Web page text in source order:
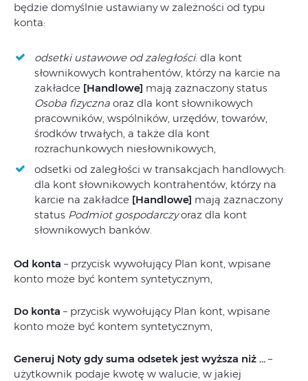
będzie domyślnie ustawiany w zależności od typu
konta:
odsetki ustawowe od zaległości: dla kont
słownikowych kontrahentów, którzy na karcie na
zakładce [Handlowe] mają zaznaczony status
Osoba fizyczna oraz dla kont słownikowych
pracowników, wspólników, urzędów, towarów,
środków trwałych, a także dla kont
rozrachunkowych niesłownikowych,
odsetki od zaległości w transakcjach handlowych:
dla kont słownikowych kontrahentów, którzy na
karcie na zakładce [Handlowe] mają zaznaczony
status Podmiot gospodarczyoraz dla kont
słownikowych banków.
Od konta – przycisk wywołujący Plan kont, wpisane
konto może być kontem syntetycznym,
Do konta – przycisk wywołujący Plan kont, wpisane
konto może być kontem syntetycznym,
Generuj Noty gdy suma odsetek jest wyższa niż … –
użytkownik podaje kwotę w walucie, w jakiej